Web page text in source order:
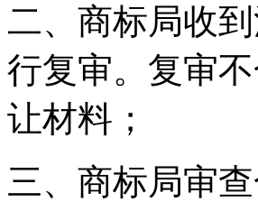
二、商标局收
行复审。复审
让材料；
三、商标局审